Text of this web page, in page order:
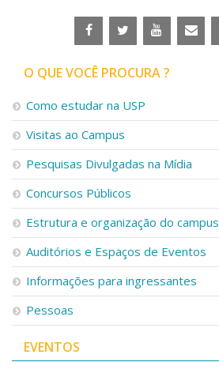
O QUE VOCÊ PROCURA ?
Como estudar na USP
Visitas ao Campus
Pesquisas Divulgadas na Mídia
Concursos Públicos
Estrutura e organização do campus
Auditórios e Espaços de Eventos
Informações para ingressantes
Pessoas
EVENTOS